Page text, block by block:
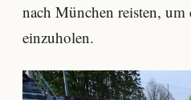
nach München reisten,
einzuholen.